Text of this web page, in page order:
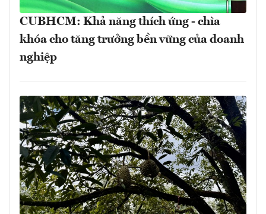
CUBHCM: Khả năng thích ứng - chìa
khóa cho tăng trưởng bền vững của doanh
nghiệp